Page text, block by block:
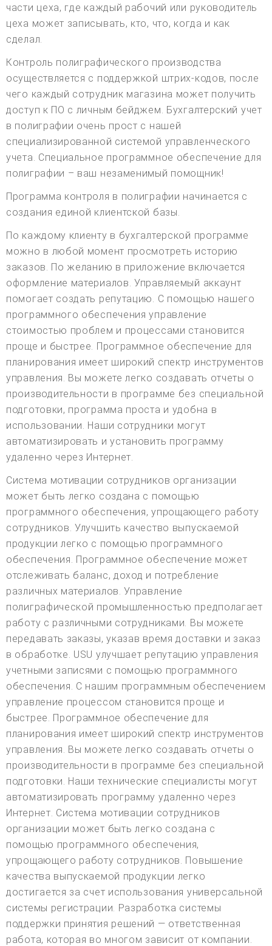
части цеха, где каждый рабочий или руководитель
цеха может записывать, кто, что, когда и как
сделал.
Контроль полиграфического производства
осуществляется с поддержкой штрих-кодов, после
чего каждый сотрудник магазина может получить
доступ к ПО с личным бейджем. Бухгалтерский учет
в полиграфии очень прост с нашей
специализированной системой управленческого
учета. Специальное программное обеспечение для
полиграфии – ваш незаменимый помощник!
Программа контроля в полиграфии начинается с
создания единой клиентской базы.
По каждому клиенту в бухгалтерской программе
можно в любой момент просмотреть историю
заказов. По желанию в приложение включается
оформление материалов. Управляемый аккаунт
помогает создать репутацию. С помощью нашего
программного обеспечения управление
стоимостью проблем и процессами становится
проще и быстрее. Программное обеспечение для
планирования имеет широкий спектр инструментов
управления. Вы можете легко создавать отчеты о
производительности в программе без специальной
подготовки, программа проста и удобна в
использовании. Наши сотрудники могут
автоматизировать и установить программу
удаленно через Интернет.
Система мотивации сотрудников организации
может быть легко создана с помощью
программного обеспечения, упрощающего работу
сотрудников. Улучшить качество выпускаемой
продукции легко с помощью программного
обеспечения. Программное обеспечение может
отслеживать баланс, доход и потребление
различных материалов. Управление
полиграфической промышленностью предполагает
работу с различными сотрудниками. Вы можете
передавать заказы, указав время доставки и заказ
в обработке. USU улучшает репутацию управления
учетными записями с помощью программного
обеспечения. С нашим программным обеспечением
управление процессом становится проще и
быстрее. Программное обеспечение для
планирования имеет широкий спектр инструментов
управления. Вы можете легко создавать отчеты о
производительности в программе без специальной
подготовки. Наши технические специалисты могут
автоматизировать программу удаленно через
Интернет. Система мотивации сотрудников
организации может быть легко создана с
помощью программного обеспечения,
упрощающего работу сотрудников. Повышение
качества выпускаемой продукции легко
достигается за счет использования универсальной
системы регистрации. Разработка системы
поддержки принятия решений — ответственная
работа, которая во многом зависит от компании.